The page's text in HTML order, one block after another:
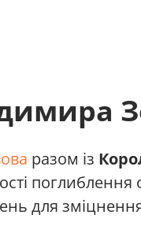
разом із
поглиблення
для